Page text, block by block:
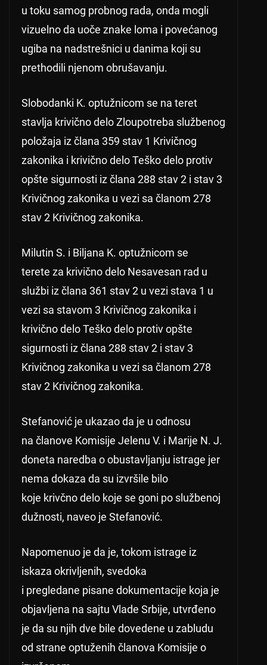
u toku samog probnog rada, onda mogli
vizuelno da uoče znake loma i povećanog
ugiba na nadstrešnici u danima koji su
prethodili njenom obrušavanju.
Slobodanki K. optužnicom se na teret
stavlja krivično delo Zloupotreba službenog
položaja iz člana 359 stav 1 Krivičnog
zakonika i krivično delo Teško delo protiv
opšte sigurnosti iz člana 288 stav 2 i stav 3
Krivičnog zakonika u vezi sa članom 278
stav 2 Krivičnog zakonika.
Milutin S. i Biljana K. optužnicom se
terete za krivično delo Nesavesan rad u
službi iz člana 361 stav 2 u vezi stava 1 u
vezi sa stavom 3 Krivičnog zakonika i
krivično delo Teško delo protiv opšte
sigurnosti iz člana 288 stav 2 i stav 3
Krivičnog zakonika u vezi sa članom 278
stav 2 Krivičnog zakonika.
Stefanović je ukazao da je u odnosu
na članove Komisije Jelenu V. i Marije N. J.
doneta naredba o obustavljanju istrage jer
nema dokaza da su izvršile bilo
koje krivčno delo koje se goni po službenoj
dužnosti, naveo je Stefanović.
Napomenuo je da je, tokom istrage iz
iskaza okrivljenih, svedoka
i pregledane pisane dokumentacije koja je
objavljena na sajtu Vlade Srbije, utvrđeno
je da su njih dve bile dovedene u zabludu
od strane optuženih članova Komisije o